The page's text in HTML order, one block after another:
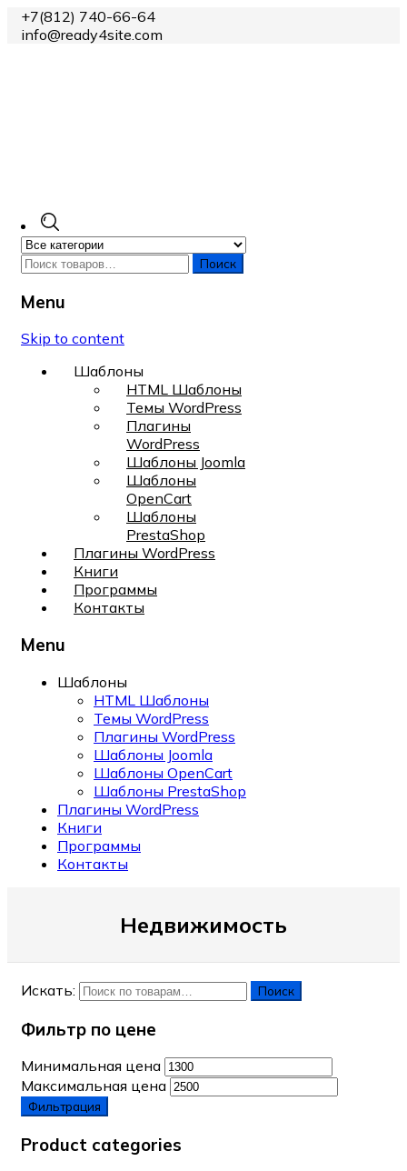
+7(812) 740-66-64
info@ready4site.com
Поиск
Menu
Skip to content
Шаблоны
HTML Шаблоны
Темы WordPress
Плагины
WordPress
Шаблоны Joomla
Шаблоны
OpenCart
Шаблоны
PrestaShop
Плагины WordPress
Книги
Программы
Контакты
Menu
Шаблоны
HTML Шаблоны
Темы WordPress
Плагины WordPress
Шаблоны Joomla
Шаблоны OpenCart
Шаблоны PrestaShop
Плагины WordPress
Книги
Программы
Контакты
Недвижимость
Искать: Поиск
Фильтр по цене
Минимальная цена
Максимальная цена
Фильтрация
Product categories